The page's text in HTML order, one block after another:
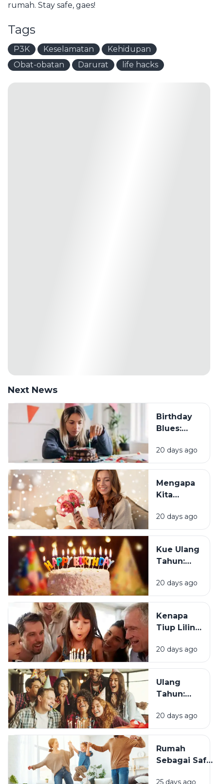
rumah. Stay safe, gaes!
Tags
P3K Keselamatan
Kehidupan
Obat-obatan
Darurat life hacks
Next News
Birthday
Blues:
Sebagian
Orang
Merasa
Sedih Saat
Tahun?
20 days ago
Mengapa
Kita
Mendapat
Ucapan
Tahun?
20 days ago
Kue Ulang
Tahun:
Tradisi Ini
Berawal?
20 days ago
Kenapa
Tiup Lilin
Tradisi
Saat Ulang
20 days ago
Ulang
Tahun:
Momen
Bertambah
Terasa
Istimewa?
20 days ago
Rumah
Sebagai Safe
25 days ago